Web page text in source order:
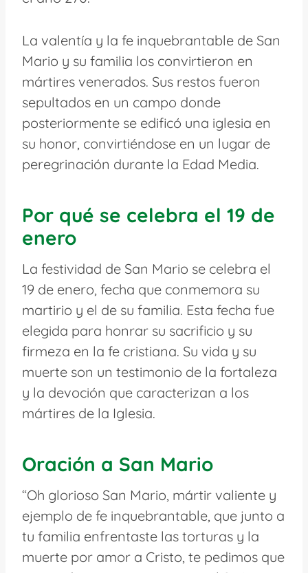
La valentía y la fe inquebrantable de San
Mario y su familia los convirtieron en
mártires venerados. Sus restos fueron
sepultados en un campo donde
posteriormente se edificó una iglesia en
su honor, convirtiéndose en un lugar de
peregrinación durante la Edad Media.
Por qué se celebra el 19 de
enero
La festividad de San Mario se celebra el
19 de enero, fecha que conmemora su
martirio y el de su familia. Esta fecha fue
elegida para honrar su sacrificio y su
firmeza en la fe cristiana. Su vida y su
muerte son un testimonio de la fortaleza
y la devoción que caracterizan a los
mártires de la Iglesia.
Oración a San Mario
“Oh glorioso San Mario, mártir valiente y
ejemplo de fe inquebrantable, que junto a
tu familia enfrentaste las torturas y la
muerte por amor a Cristo, te pedimos que